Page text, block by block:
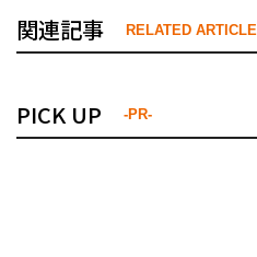
関連記事 RELATED ARTICLE
PICK UP -PR-